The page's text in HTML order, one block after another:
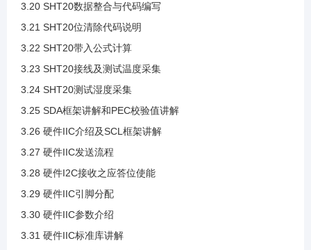
3.9 IIC通信过程
3.10 IIC读写时序案例
3.11 创建IIC模板工程
3.12 新文件导入工程
3.13 引脚分配
3.14 引脚配置与开漏输出模式介绍
3.20 SHT20数据整合与代码编写
3.21 SHT20位清除代码说明
3.22 SHT20带入公式计算
3.23 SHT20接线及测试温度采集
3.24 SHT20测试湿度采集
3.25 SDA框架讲解和PEC校验值讲解
3.26 硬件IIC介绍及SCL框架讲解
3.27 硬件IIC发送流程
3.28 硬件I2C接收之应答位使能
3.29 硬件IIC引脚分配
3.30 硬件IIC参数介绍
3.31 硬件IIC标准库讲解